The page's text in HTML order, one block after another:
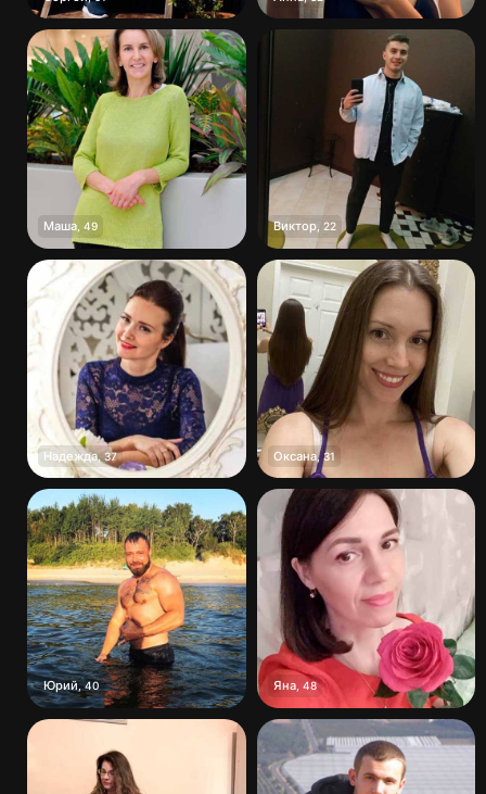
Маша 49 Виктор, 22
Надежда,37 Оксана,31
Юрий,40 Яна, 48